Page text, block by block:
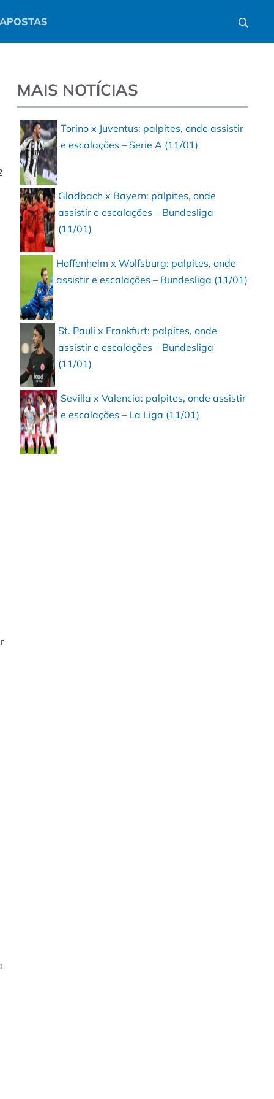
MAIS NOTÍCIAS
Torino x Juventus: palpites, onde assistir
e escalações – Serie A (11/01)
Gladbach x Bayern: palpites, onde
assistir e escalações – Bundesliga
(11/01)
Hoffenheim x Wolfsburg: palpites, onde
assistir e escalações – Bundesliga (11/01)
St. Pauli x Frankfurt: palpites, onde
assistir e escalações – Bundesliga
(11/01)
Sevilla x Valencia: palpites, onde assistir
e escalações – La Liga (11/01)